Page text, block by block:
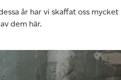
år har vi skaffat oss mycket
dem här.